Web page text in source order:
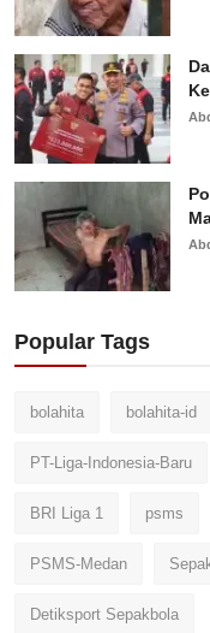
Popular Tags
bolahita bolahita-id
PT-Liga-Indonesia-Baru
BRI Liga 1 psms
PSMS-Medan
Detiksport Sepakbola